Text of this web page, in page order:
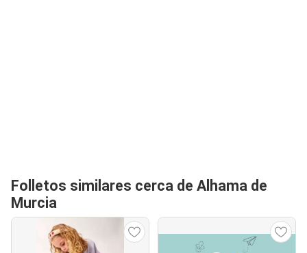
Folletos similares cerca de Alhama de
Murcia